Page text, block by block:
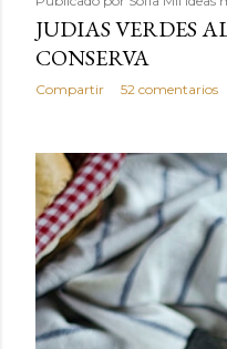
JUDIAS VERDES
CONSERVA
Compartir 52 comentarios